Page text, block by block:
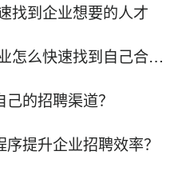
找到企业想要的人才
速找到自己合适的员工？
的招聘渠道？
提升企业招聘效率？